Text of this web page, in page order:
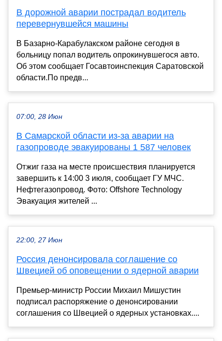
В дорожной аварии пострадал водитель
перевернувшейся машины
В Базарно-Карабулакском районе сегодня в
больницу попал водитель опрокинувшегося авто.
Об этом сообщает Госавтоинспекция Саратовской
области.По предв...
07:00, 28 Июн
В Самарской области из-за аварии на
газопроводе эвакуированы 1 587 человек
Отжиг газа на месте происшествия планируется
завершить к 14:00 3 июля, сообщает ГУ МЧС.
Нефтегазопровод. Фото: Offshore Technology
Эвакуация жителей ...
22:00, 27 Июн
Россия денонсировала соглашение со
Швецией об оповещении о ядерной аварии
Премьер-министр России Михаил Мишустин
подписал распоряжение о денонсировании
соглашения со Швецией о ядерных установках....